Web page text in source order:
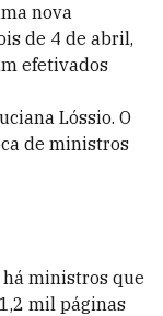
nova
de 4 de abril,
efetivados
Lóssio. O
de ministros
ministros que
mil páginas